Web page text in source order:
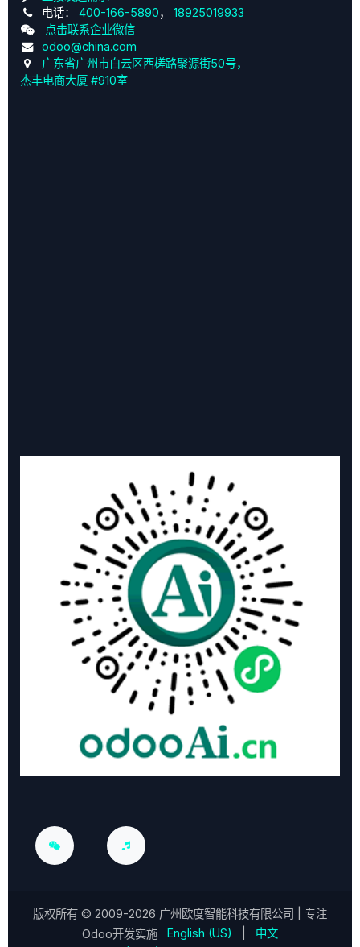
电话： 400-166-5890， 18925019933
点击联系企业微信
odoo@china.com
广东省广州市白云区西槎路聚源街50号，
杰丰电商大厦 #910室
版权所有 © 2009-2026 广州欧度智能科技有限公司
| 专注
Odoo开发实施
English (US)
中文